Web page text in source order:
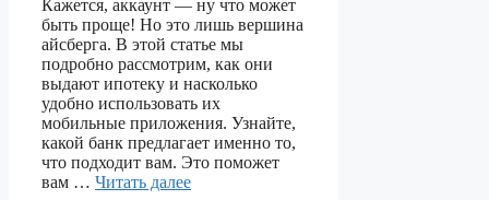
Кажется, аккаунт — ну что может
быть проще! Но это лишь вершина
айсберга. В этой статье мы
подробно рассмотрим, как они
выдают ипотеку и насколько
удобно использовать их
мобильные приложения. Узнайте,
какой банк предлагает именно то,
что подходит вам. Это поможет
вам … Читать далее